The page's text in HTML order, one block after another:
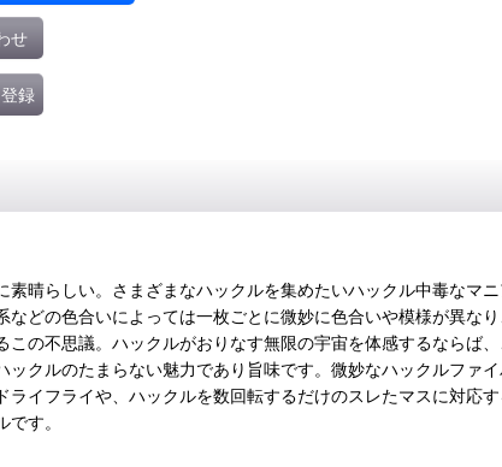
せ
録
晴らしい。さまざまなハックルを集めたいハックル中毒なマ
どの色合いによっては一枚ごとに微妙に色合いや模様が異な
の不思議。ハックルがおりなす無限の宇宙を体感するならば
クルのたまらない魅力であり旨味です。微妙なハックルファ
イフライや、ハックルを数回転するだけのスレたマスに対応
す。